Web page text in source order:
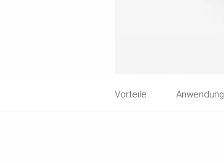
Vorteile Anwendung